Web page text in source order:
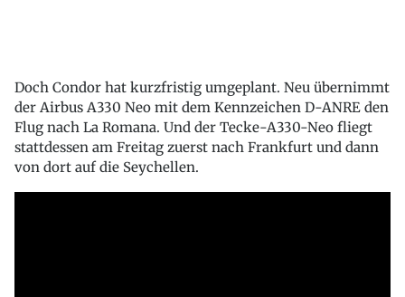
Doch Condor hat kurzfristig umgeplant. Neu übernimmt
der Airbus A330 Neo mit dem Kennzeichen D-ANRE den
Flug nach La Romana. Und der Tecke-A330-Neo fliegt
stattdessen am Freitag zuerst nach Frankfurt und dann
von dort auf die Seychellen.